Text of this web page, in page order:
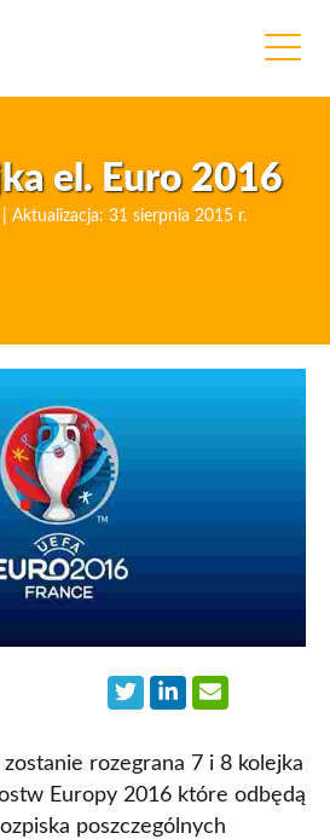
el. Euro 2016
Aktualizacja: 31 sierpnia 2015 r.
rozegrana 7 i 8 kolejka
Europy 2016 które odbędą
poszczególnych